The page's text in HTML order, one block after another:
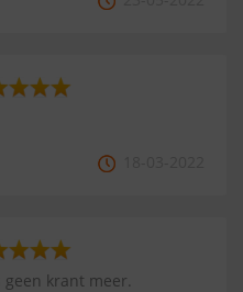
geen krant meer.